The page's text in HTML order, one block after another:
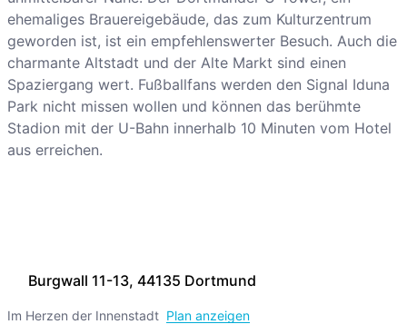
Burgwall 11-13, 44135 Dortmund
Im Herzen der Innenstadt Plan anzeigen
ehemaliges Brauereigebäude, das zum Kulturzentrum
geworden ist, ist ein empfehlenswerter Besuch. Auch die
charmante Altstadt und der Alte Markt sind einen
Spaziergang wert. Fußballfans werden den Signal Iduna
Park nicht missen wollen und können das berühmte
Stadion mit der U-Bahn innerhalb 10 Minuten vom Hotel
aus erreichen.